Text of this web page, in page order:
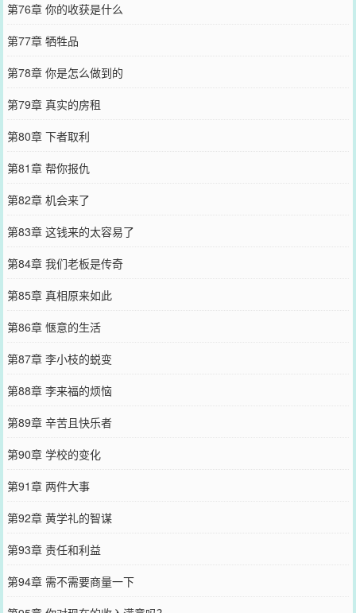
第76章 你的收获是什么
第77章 牺牲品
第78章 你是怎么做到的
第79章 真实的房租
第80章 下者取利
第81章 帮你报仇
第82章 机会来了
第83章 这钱来的太容易了
第84章 我们老板是传奇
第85章 真相原来如此
第86章 惬意的生活
第87章 李小枝的蜕变
第88章 李来福的烦恼
第89章 辛苦且快乐者
第90章 学校的变化
第91章 两件大事
第92章 黄学礼的智谋
第93章 责任和利益
第94章 需不需要商量一下